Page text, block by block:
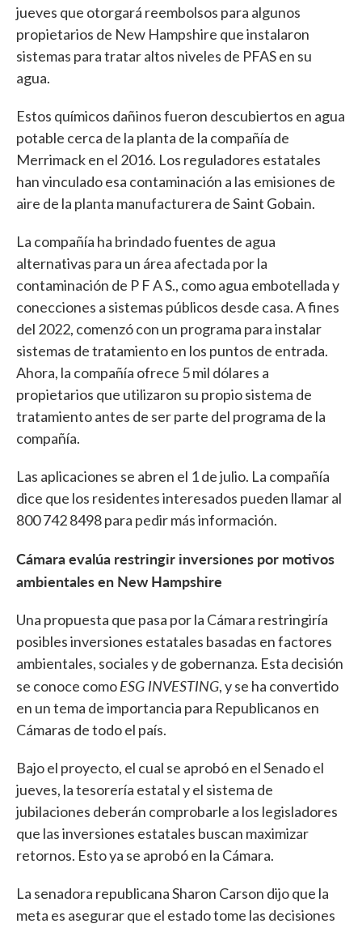
jueves que otorgará reembolsos para algunos
propietarios de New Hampshire que instalaron
sistemas para tratar altos niveles de PFAS en su
agua.
Estos químicos dañinos fueron descubiertos en agua
potable cerca de la planta de la compañía de
Merrimack en el 2016. Los reguladores estatales
han vinculado esa contaminación a las emisiones de
aire de la planta manufacturera de Saint Gobain.
La compañía ha brindado fuentes de agua
alternativas para un área afectada por la
contaminación de P F A S., como agua embotellada y
conecciones a sistemas públicos desde casa. A fines
del 2022, comenzó con un programa para instalar
sistemas de tratamiento en los puntos de entrada.
Ahora, la compañía ofrece 5 mil dólares a
propietarios que utilizaron su propio sistema de
tratamiento antes de ser parte del programa de la
compañía.
Las aplicaciones se abren el 1 de julio. La compañía
dice que los residentes interesados pueden llamar al
800 742 8498 para pedir más información.
Cámara evalúa restringir inversiones por motivos
ambientales en New Hampshire
Una propuesta que pasa por la Cámara restringiría
posibles inversiones estatales basadas en factores
ambientales, sociales y de gobernanza. Esta decisión
se conoce comoESG INVESTING, y se ha convertido
en un tema de importancia para Republicanos en
Cámaras de todo el país.
Bajo el proyecto, el cual se aprobó en el Senado el
jueves, la tesorería estatal y el sistema de
jubilaciones deberán comprobarle a los legisladores
que las inversiones estatales buscan maximizar
retornos. Esto ya se aprobó en la Cámara.
La senadora republicana Sharon Carson dijo que la
meta es asegurar que el estado tome las decisiones